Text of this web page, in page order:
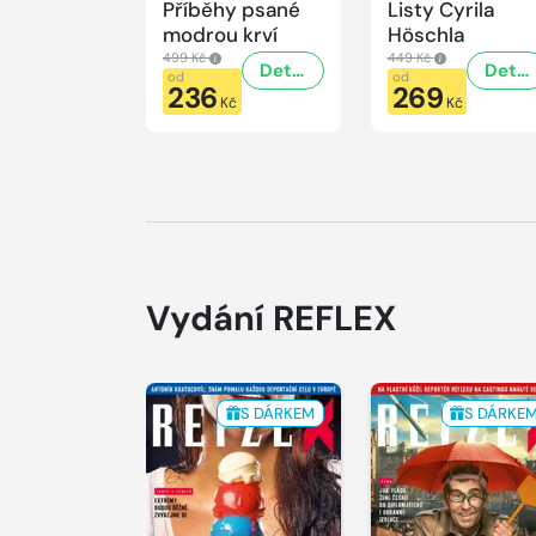
Příběhy psané
modrou krví
499 Kč
od
236 Kč
Detail
Listy Cyrila
Höschla
449 Kč
od
269 Kč
Detail
Vydání REFLEX
S DÁRKEM S